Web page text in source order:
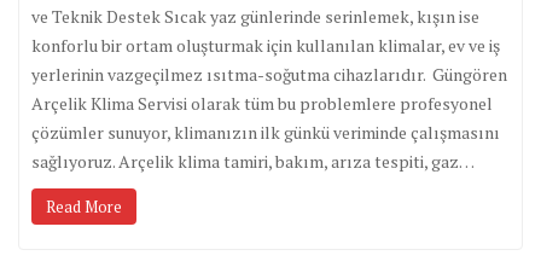
ve Teknik Destek Sıcak yaz günlerinde serinlemek, kışın ise
konforlu bir ortam oluşturmak için kullanılan klimalar, ev ve iş
yerlerinin vazgeçilmez ısıtma-soğutma cihazlarıdır. Güngören
Arçelik Klima Servisi olarak tüm bu problemlere profesyonel
çözümler sunuyor, klimanızın ilk günkü veriminde çalışmasını
sağlıyoruz. Arçelik klima tamiri, bakım, arıza tespiti, gaz…
Read More